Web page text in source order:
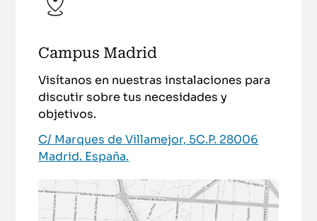
Campus Madrid
Visítanos en nuestras instalaciones para
discutir sobre tus necesidades y
objetivos.
C/ Marques de Villamejor, 5C.P. 28006
Madrid. España.